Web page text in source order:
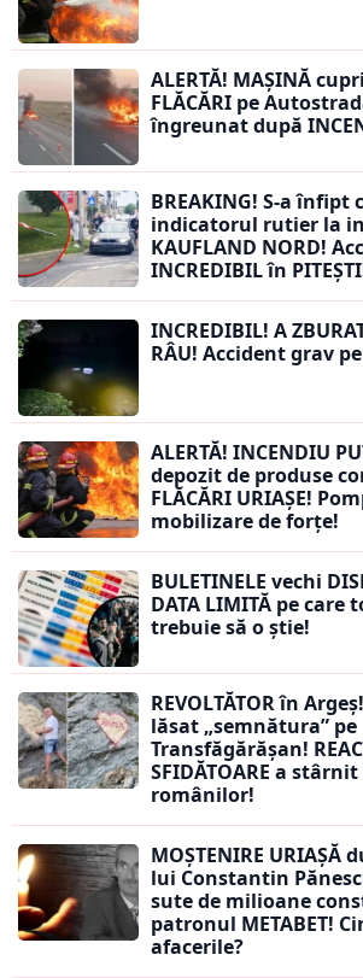
ALERTĂ! MAȘINĂ
FLĂCĂRI pe
îngreunat după
BREAKING! S-a înfipt
indicatorul rutier la
KAUFLAND NORD!
INCREDIBIL în
INCREDIBIL! A
RÂU! Accident grav
ALERTĂ! INCENDIU
depozit de produse
FLĂCĂRI URIAȘE!
mobilizare de forțe!
BULETINELE vechi
DATA LIMITĂ pe
trebuie să o știe!
REVOLTĂTOR în
lăsat „semnătura” pe
Transfăgărășan!
SFIDĂTOARE a stârnit
românilor!
MOȘTENIRE URIAȘĂ
lui Constantin
sute de milioane
patronul METABET!
afacerile?